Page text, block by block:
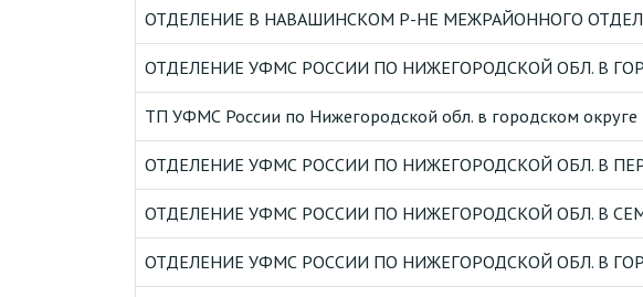
ОТДЕЛЕНИЕ В НАВАШИНСКОМ Р-НЕ МЕЖРАЙОННОГО
ОТДЕЛЕНИЕ УФМС РОССИИ ПО НИЖЕГОРОДСКОЙ ОБЛ. В
ТП УФМС России по Нижегородской обл. в городском округе
ОТДЕЛЕНИЕ УФМС РОССИИ ПО НИЖЕГОРОДСКОЙ ОБЛ. В
ОТДЕЛЕНИЕ УФМС РОССИИ ПО НИЖЕГОРОДСКОЙ ОБЛ. В
ОТДЕЛЕНИЕ УФМС РОССИИ ПО НИЖЕГОРОДСКОЙ ОБЛ. В